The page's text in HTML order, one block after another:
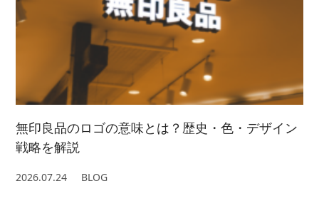
無印良品のロゴの意味とは？歴史・色・デザイン
戦略を解説
2026.07.24 BLOG